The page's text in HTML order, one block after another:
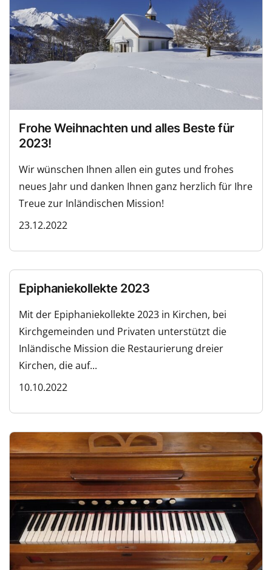
Frohe Weihnachten und alles Beste für
2023!
Wir wünschen Ihnen allen ein gutes und frohes
neues Jahr und danken Ihnen ganz herzlich für Ihre
Treue zur Inländischen Mission!
23.12.2022
Epiphaniekollekte 2023
Mit der Epiphaniekollekte 2023 in Kirchen, bei
Kirchgemeinden und Privaten unterstützt die
Inländische Mission die Restaurierung dreier
Kirchen, die auf...
10.10.2022